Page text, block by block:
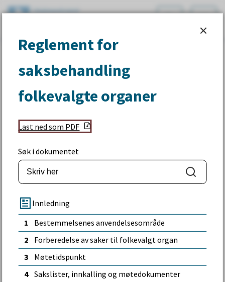
Holmestrand
kommune
her:
Reglement for saksbehandling folkevalgte organer
Anmodning om ny behandling
av avgjort sak
Reglement for saksbehandling
Reglement for
saksbehandling
folkevalgte organer
Last ned som PDF
Søk i dokumentet
Søk
Innledning
1
Bestemmelsenes anvendelsesområde
2
Forberedelse av saker til folkevalgt organ
3
Møtetidspunkt
4 Sakslister, innkalling og møtedokumenter